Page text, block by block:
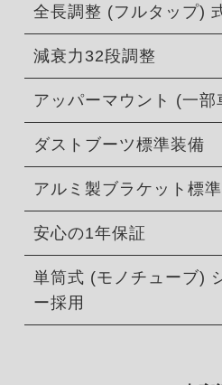
全長調整 (フルタップ)
減衰力32段調整
アッパーマウント (一
ダストブーツ標準装備
アルミ製ブラケット標
安心の1年保証
単筒式 (モノチューブ)
ー採用